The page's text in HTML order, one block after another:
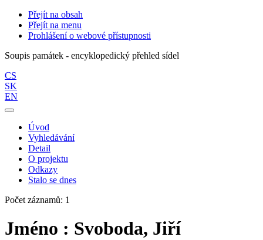
Přejít na obsah
Přejít na menu
Prohlášení o webové přístupnosti
Soupis památek - encyklopedický přehled sídel
CS
SK
EN
Úvod
Vyhledávání
Detail
O projektu
Odkazy
Stalo se dnes
Počet záznamů: 1
Jméno : Svoboda, Jiří